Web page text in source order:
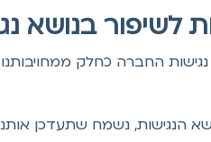
לשיפור בנושא
החברה כחלק
הנגישות, נשמח שתעדכן